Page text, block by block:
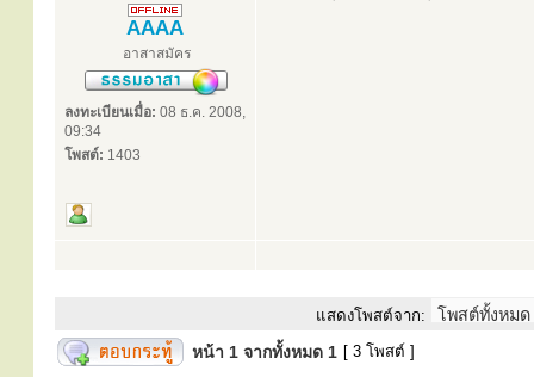
AAAA
อาสาสมัคร
ลงทะเบียนเมื่อ: 08 ธ.ค. 2008,
09:34
โพสต์: 1403
แสดงโพสต์จาก:
หน้า 1 จากทั้งหมด 1 [ 3 โพสต์ ]